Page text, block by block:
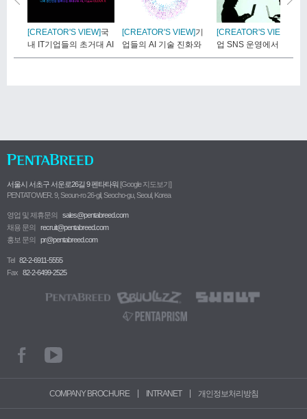
[CREATOR'S VIEW]국
내 IT기업들의 초거대 AI
..
[CREATOR'S VIEW]기
업들의 AI 기술 진화와
도..
[CREATOR'S VIEW]
업 SNS 운영에서 유튜
브의 ..
서울시 서초구 서운로26길 9 펜타타워 [Google 지도보기]
PENTATOWER. 9, Seoun-ro 26-gil, Seocho-gu, Seoul, Korea
영업 및 제휴문의
sales@pentabreed.com
채용 문의
recruit@pentabreed.com
홍보 문의
pr@pentabreed.com
Tel 82-2-6911-5555
Fax 82-2-6499-2525
COMPANY BROCHURE INTRANET 개인정보처리방침